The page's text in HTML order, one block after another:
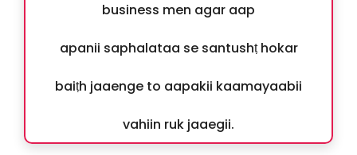
business men agar aap
apanii saphalataa se santushṭ hokar
baiṭh jaaenge to aapakii kaamayaabii
vahiin ruk jaaegii.